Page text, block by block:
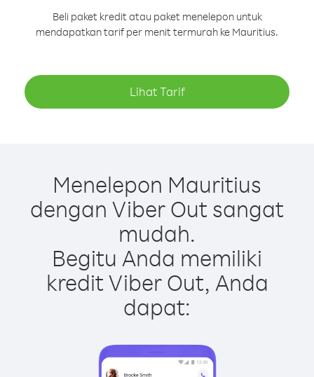
Beli paket kredit atau paket menelepon untuk
mendapatkan tarif per menit termurah ke Mauritius.
Lihat Tarif
Menelepon Mauritius
dengan Viber Out sangat
mudah.
Begitu Anda memiliki
kredit Viber Out, Anda
dapat: